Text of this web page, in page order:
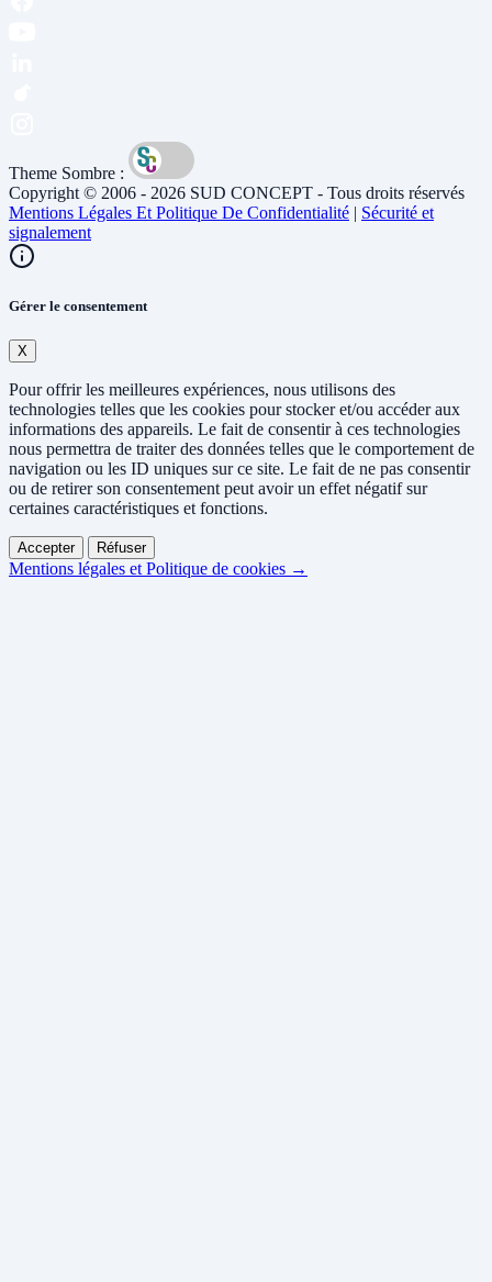
Theme Sombre :
Copyright © 2006 - 2026 SUD CONCEPT - Tous droits réservés
Mentions Légales Et Politique De Confidentialité | Sécurité et
signalement
Gérer le consentement
X
Pour offrir les meilleures expériences, nous utilisons des
technologies telles que les cookies pour stocker et/ou accéder aux
informations des appareils. Le fait de consentir à ces technologies
nous permettra de traiter des données telles que le comportement de
navigation ou les ID uniques sur ce site. Le fait de ne pas consentir
ou de retirer son consentement peut avoir un effet négatif sur
certaines caractéristiques et fonctions.
Accepter Réfuser
Mentions légales et Politique de cookies →